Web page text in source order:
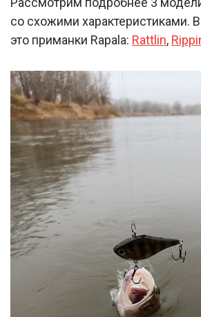
со схожими характеристиками.
это приманки Rapala: Rattlin,